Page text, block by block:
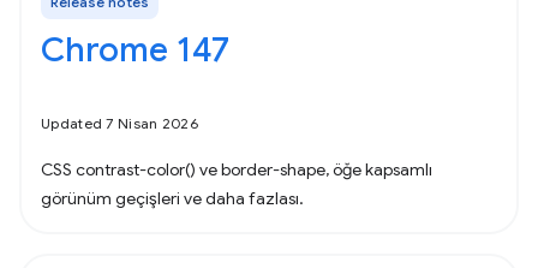
Chrome 147
Updated 7 Nisan 2026
CSS contrast-color() ve border-shape, öğe kapsamlı
görünüm geçişleri ve daha fazlası.